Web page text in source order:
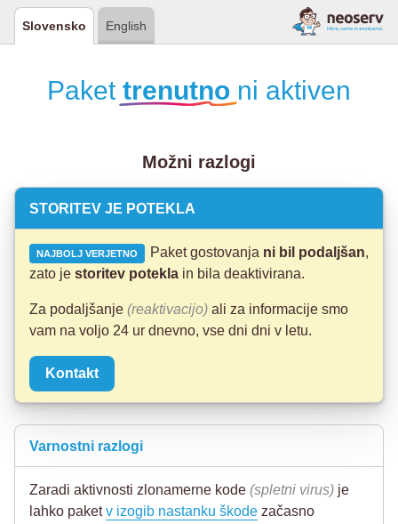
Slovensko English
Paket trenutno ni aktiven
Možni razlogi
STORITEV JE POTEKLA
NAJBOLJ VERJETNO Paket gostovanja ni bil podaljšan,
zato je storitev potekla in bila deaktivirana.
Za podaljšanje (reaktivacijo) ali za informacije smo
vam na voljo 24 ur dnevno, vse dni dni v letu.
Kontakt
Varnostni razlogi
Zaradi aktivnosti zlonamerne kode (spletni virus) je
lahko paketv izogib nastanku škode začasno